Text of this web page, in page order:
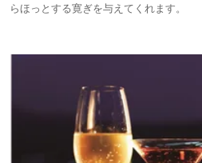
らほっとする寛ぎを与えてくれます。